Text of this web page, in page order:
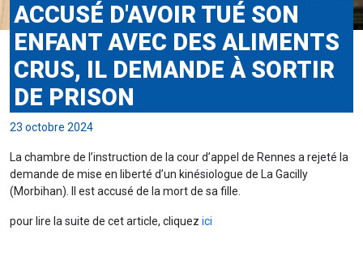
ACCUSÉ D'AVOIR TUÉ SON
ENFANT AVEC DES ALIMENTS
CRUS, IL DEMANDE À SORTIR
DE PRISON
23 octobre 2024
La chambre de l’instruction de la cour d’appel de Rennes a rejeté la
demande de mise en liberté d’un kinésiologue de La Gacilly
(Morbihan). Il est accusé de la mort de sa fille.
pour lire la suite de cet article, cliquez ici